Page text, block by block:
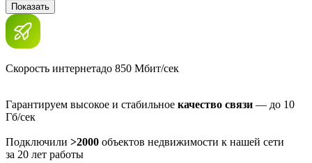
Показать
Скорость интернетадо 850 Мбит/сек
Гарантируем высокое и стабильное качество связи — до 10
Гб/сек
Подключили >2000 объектов недвижимости к нашей сети
за 20 лет работы